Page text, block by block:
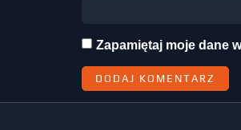
Zapamiętaj moje dane